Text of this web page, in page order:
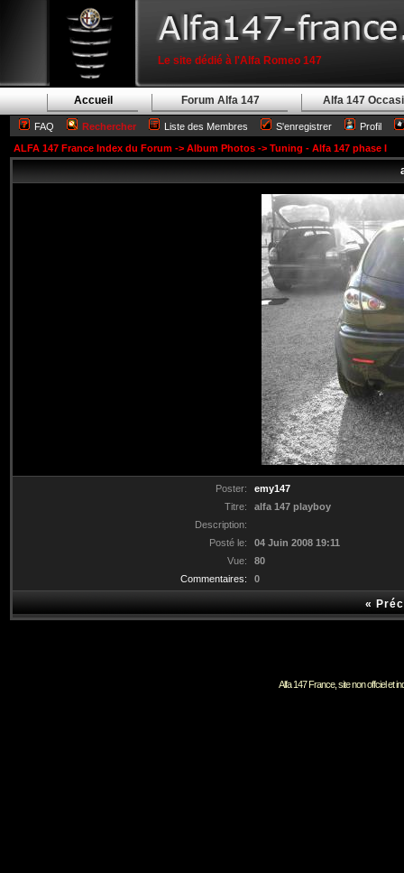
Le site dédié à l'Alfa Romeo 147
Accueil Forum Alfa 147 Alfa 147
FAQ Rechercher Liste des Membres S'enregistrer
Profil
ALFA 147 France Index du Forum -> Album Photos -> Tuning - Alfa 147 phase I
Poster:
emy147
Titre:
alfa 147 playboy
Description:
Posté le:
04 Juin 2008 19:11
Vue:
80
Commentaires:
0
«
Alfa 147 France, site non offciel et